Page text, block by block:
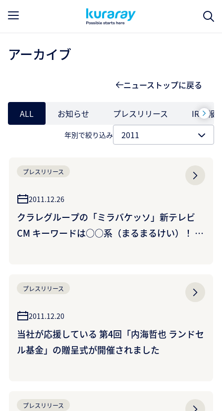
アーカイブ
ニューストップに戻る
ALL お知らせ プレスリリース IR情報
年別で絞り込み
プレスリリース
2011.12.26
クラレグループの「ミラバケッソ」新テレビ
CM キーワードは○○系（まるまるけい）！ い
映開始
プレスリリース
2011.12.20
当社が応援している 第4回「内海哲也 ランドセ
ル基金」の贈呈式が開催されました
プレスリリース